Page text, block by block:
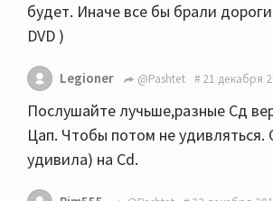
будет. Иначе все бы брали
DVD )
Legioner @Pashtet 21 декабря
Послушайте лучьше,разные Сд
Цап. Чтобы потом не удивляться.
удивила) на Cd.